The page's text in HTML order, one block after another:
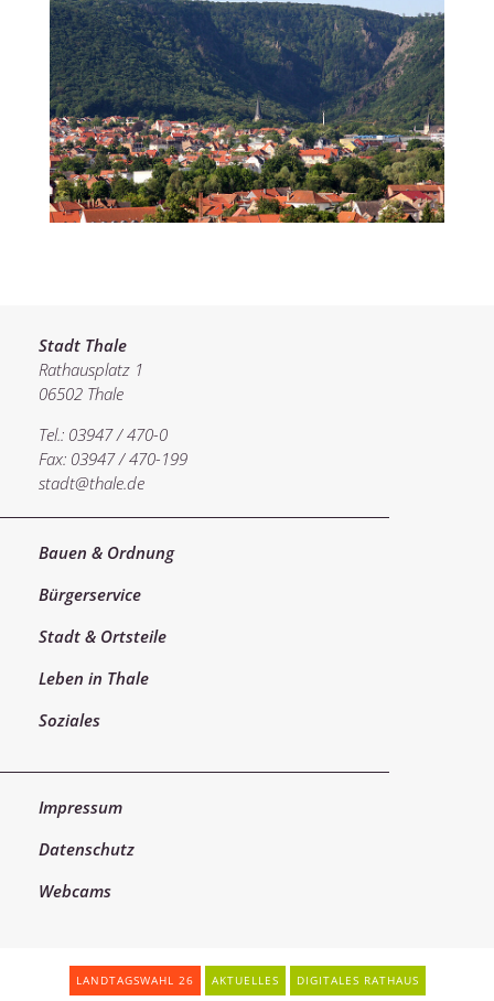
Stadt Thale
Rathausplatz 1
06502 Thale
Tel.: 03947 / 470-0
Fax: 03947 / 470-199
stadt@thale.de
Bauen & Ordnung
Bürgerservice
Stadt & Ortsteile
Leben in Thale
Soziales
Impressum
Datenschutz
Webcams
LANDTAGSWAHL 26 AKTUELLES DIGITALES RATHAUS